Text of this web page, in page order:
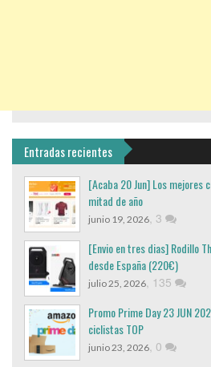
Entradas recientes
[Acaba 20 Jun] Los mejores
mitad de año
junio 19, 2026, 3
[Envio en tres dias] Rodillo
desde España (220€)
julio 25, 2026, 135
Promo Prime Day 23 JUN
ciclistas TOP
junio 23, 2026, 0